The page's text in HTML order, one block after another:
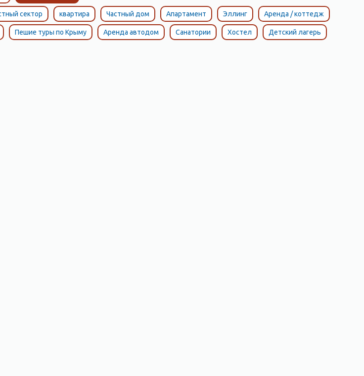
сектор квартира Частный дом Апартамент Эллинг Аренда / коттедж
Пешие туры по Крыму Аренда автодом Санатории Хостел Детский лагерь